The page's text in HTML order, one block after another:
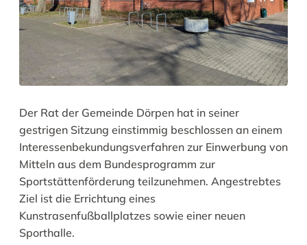
Der Rat der Gemeinde Dörpen hat in seiner
gestrigen Sitzung einstimmig beschlossen an einem
Interessenbekundungsverfahren zur Einwerbung von
Mitteln aus dem Bundesprogramm zur
Sportstättenförderung teilzunehmen. Angestrebtes
Ziel ist die Errichtung eines
Kunstrasenfußballplatzes sowie einer neuen
Sporthalle.